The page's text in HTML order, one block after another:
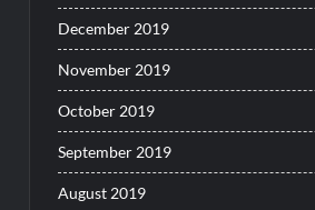
December 2019
November 2019
October 2019
September 2019
August 2019